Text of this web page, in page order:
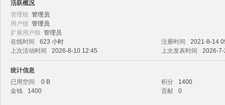
活跃概况
管理组 管理员
用户组 管理员
扩展用户组 管理员
在线时间
623 小时 注册时间
2021-8-14
上次活动时间
2026-8-10 12:45 上次发表时间 2026-
统计信息
已用空间
0 B 积分
1400
金钱
1400 贡献 0